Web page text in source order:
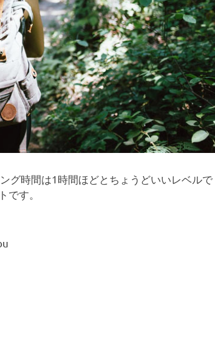
グ時間は1時間ほどとちょうどいいレベルで
です。